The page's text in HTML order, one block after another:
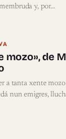
y, por…
mozo», de
a tanta xente
nun emigres,